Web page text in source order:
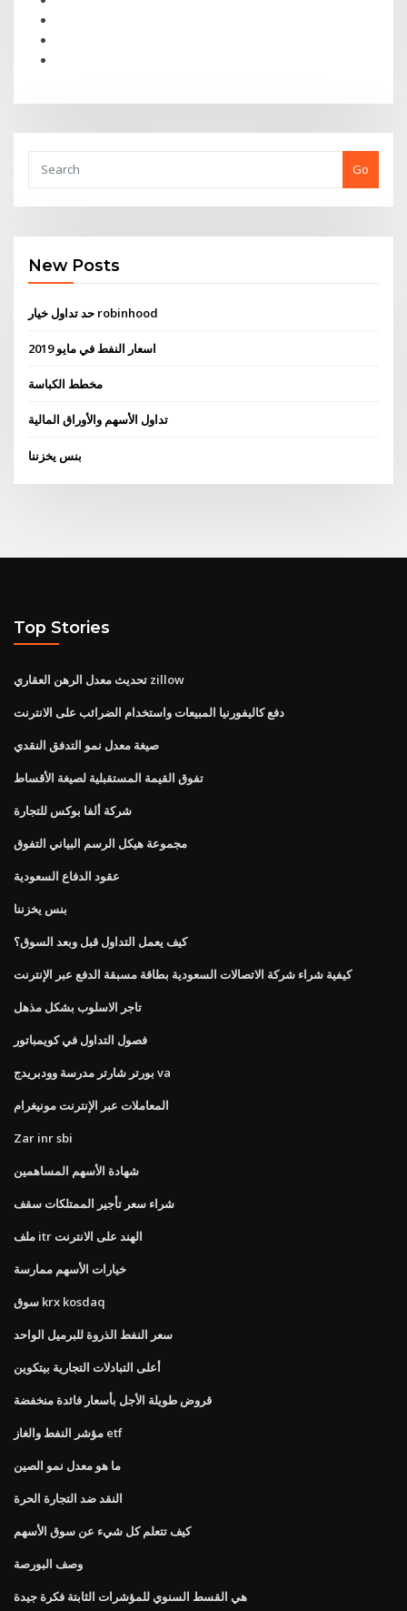
Go
New Posts
حد تداول خيار robinhood
اسعار النفط في مايو 2019
مخطط الكباسة
تداول الأسهم والأوراق المالية
بنس يخزننا
Top Stories
تحديث معدل الرهن العقاري zillow
دفع كاليفورنيا المبيعات واستخدام الضرائب على الانترنت
صيغة معدل نمو التدفق النقدي
تفوق القيمة المستقبلية لصيغة الأقساط
شركة ألفا بوكس ​​للتجارة
مجموعة هيكل الرسم البياني التفوق
عقود الدفاع السعودية
بنس يخزننا
كيف يعمل التداول قبل وبعد السوق؟
كيفية شراء شركة الاتصالات السعودية بطاقة مسبقة الدفع عبر الإنترنت
تاجر الاسلوب بشكل مذهل
فصول التداول في كويمباتور
بورتر شارتر مدرسة وودبريدج va
المعاملات عبر الإنترنت مونيغرام
Zar inr sbi
شهادة الأسهم المساهمين
شراء سعر تأجير الممتلكات سقف
ملف itr الهند على الانترنت
خيارات الأسهم ممارسة
سوق krx kosdaq
سعر النفط الذروة للبرميل الواحد
أعلى التبادلات التجارية بيتكوين
قروض طويلة الأجل بأسعار فائدة منخفضة
مؤشر النفط والغاز etf
ما هو معدل نمو الصين
النقد ضد التجارة الحرة
كيف تتعلم كل شيء عن سوق الأسهم
وصف البورصة
هي القسط السنوي للمؤشرات الثابتة فكرة جيدة